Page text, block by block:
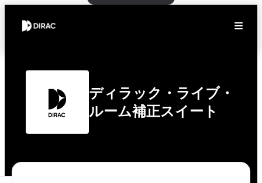
ディラック・ライブ・
ルーム補正スイート